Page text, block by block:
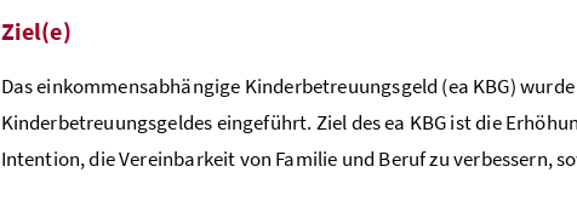
Ziel(e)
Das einkommensabhängige Kinderbetreuungsgeld (ea KBG)
Kinderbetreuungsgeldes eingeführt. Ziel des ea KBG ist die
Intention, die Vereinbarkeit von Familie und Beruf zu verbessern,